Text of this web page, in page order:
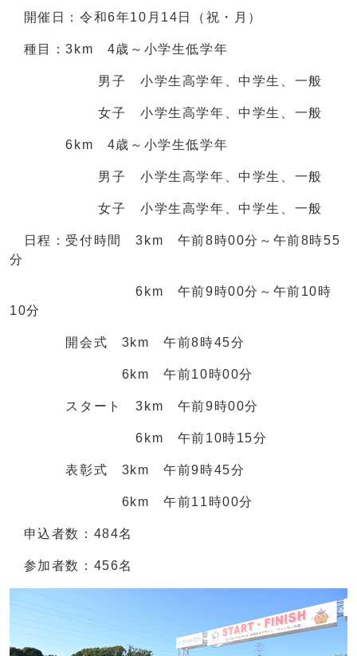
開催日：令和6年10月14日（祝・月）
種目：3km 4歳～小学生低学年
男子 小学生高学年、中学生、一般
女子 小学生高学年、中学生、一般
6km 4歳～小学生低学年
男子 小学生高学年、中学生、一般
女子 小学生高学年、中学生、一般
日程：受付時間 3km 午前8時00分～午前8時55
分
6km 午前9時00分～午前10時
10分
開会式 3km 午前8時45分
6km 午前10時00分
スタート 3km 午前9時00分
6km 午前10時15分
表彰式 3km 午前9時45分
6km 午前11時00分
申込者数：484名
参加者数：456名